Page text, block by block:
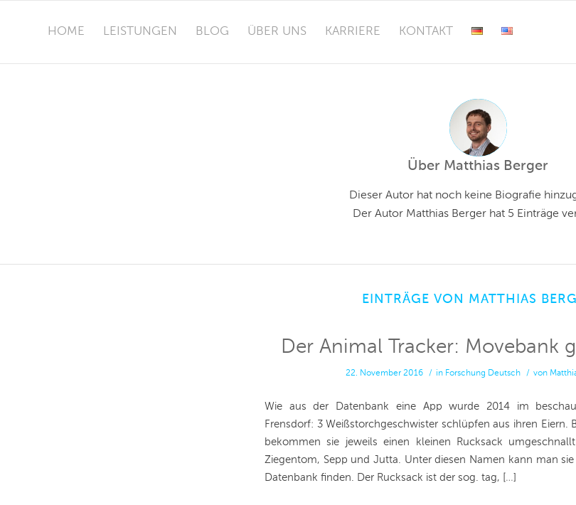
HOME LEISTUNGEN BLOG ÜBER UNS KARRIERE KONTAKT
Über Matthias Berger
Dieser Autor hat noch keine Biografie
Der Autor Matthias Bergerhat 5 Einträge
EINTRÄGE VON MATTHIAS
Der Animal Tracker: Movebank
22. November 2016 / in Forschung Deutsch / von
Wie aus der Datenbank eine App wurde 2014 im
Frensdorf: 3 Weißstorchgeschwister schlüpfen aus ihren Eiern.
bekommen sie jeweils einen kleinen Rucksack
Ziegentom, Sepp und Jutta. Unter diesen Namen kann man
Datenbank finden. Der Rucksack ist der sog. tag, […]